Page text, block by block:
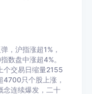
，沪指涨超1%，
数盘中涨超4%。
个交易日缩量2155
4700只个股上涨，
念连续爆发，二十